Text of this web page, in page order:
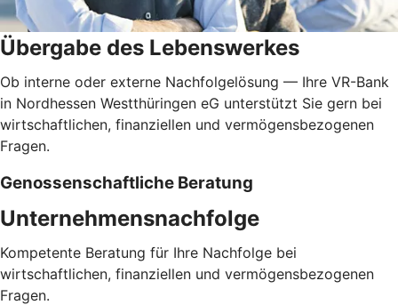
Übergabe des Lebenswerkes
Ob interne oder externe Nachfolgelösung — Ihre VR-Bank
in Nordhessen Westthüringen eG unterstützt Sie gern bei
wirtschaftlichen, finanziellen und vermögensbezogenen
Fragen.
Genossenschaftliche Beratung
Unternehmensnachfolge
Kompetente Beratung für Ihre Nachfolge bei
wirtschaftlichen, finanziellen und vermögensbezogenen
Fragen.